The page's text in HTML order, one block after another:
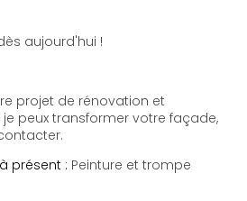
aujourd'hui !
projet de rénovation et
peux transformer votre façade,
présent : Peinture et trompe